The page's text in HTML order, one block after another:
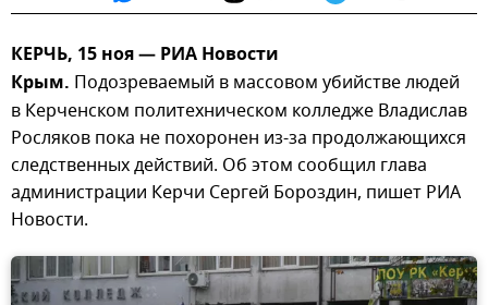
КЕРЧЬ, 15 ноя — РИА Новости
Крым. Подозреваемый в массовом убийстве людей
в Керченском политехническом колледже Владислав
Росляков пока не похоронен из-за продолжающихся
следственных действий. Об этом сообщил глава
администрации Керчи Сергей Бороздин, пишет РИА
Новости.